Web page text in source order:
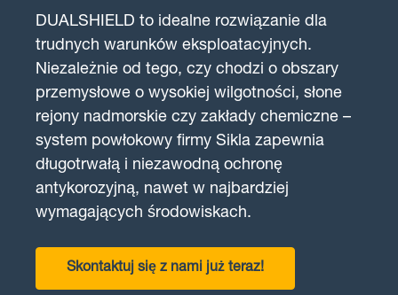
DUALSHIELD to idealne rozwiązanie dla
trudnych warunków eksploatacyjnych.
Niezależnie od tego, czy chodzi o obszary
przemysłowe o wysokiej wilgotności, słone
rejony nadmorskie czy zakłady chemiczne –
system powłokowy firmy Sikla zapewnia
długotrwałą i niezawodną ochronę
antykorozyjną, nawet w najbardziej
wymagających środowiskach.
Skontaktuj się z nami już teraz!